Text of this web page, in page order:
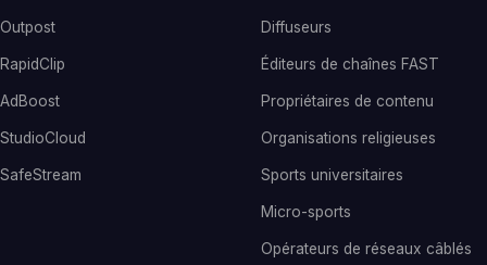
Outpost
RapidClip
AdBoost
StudioCloud
SafeStream
Diffuseurs
Éditeurs de chaînes FAST
Propriétaires de contenu
Organisations religieuses
Sports universitaires
Micro-sports
Opérateurs de réseaux câblés